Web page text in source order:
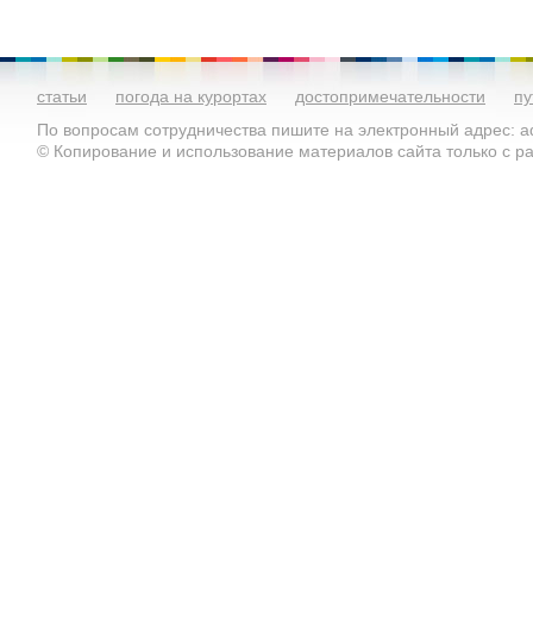
статьи погода на курортах достопримечательности
По вопросам сотрудничества пишите на электронный адрес:
© Копирование и использование материалов сайта только с